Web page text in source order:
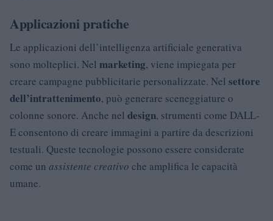
Applicazioni pratiche
Le applicazioni dell’intelligenza artificiale generativa
sono molteplici. Nel marketing, viene impiegata per
creare campagne pubblicitarie personalizzate. Nel settore
dell’intrattenimento, può generare sceneggiature o
colonne sonore. Anche nel design, strumenti come DALL-
E consentono di creare immagini a partire da descrizioni
testuali. Queste tecnologie possono essere considerate
come un assistente creativo che amplifica le capacità
umane.